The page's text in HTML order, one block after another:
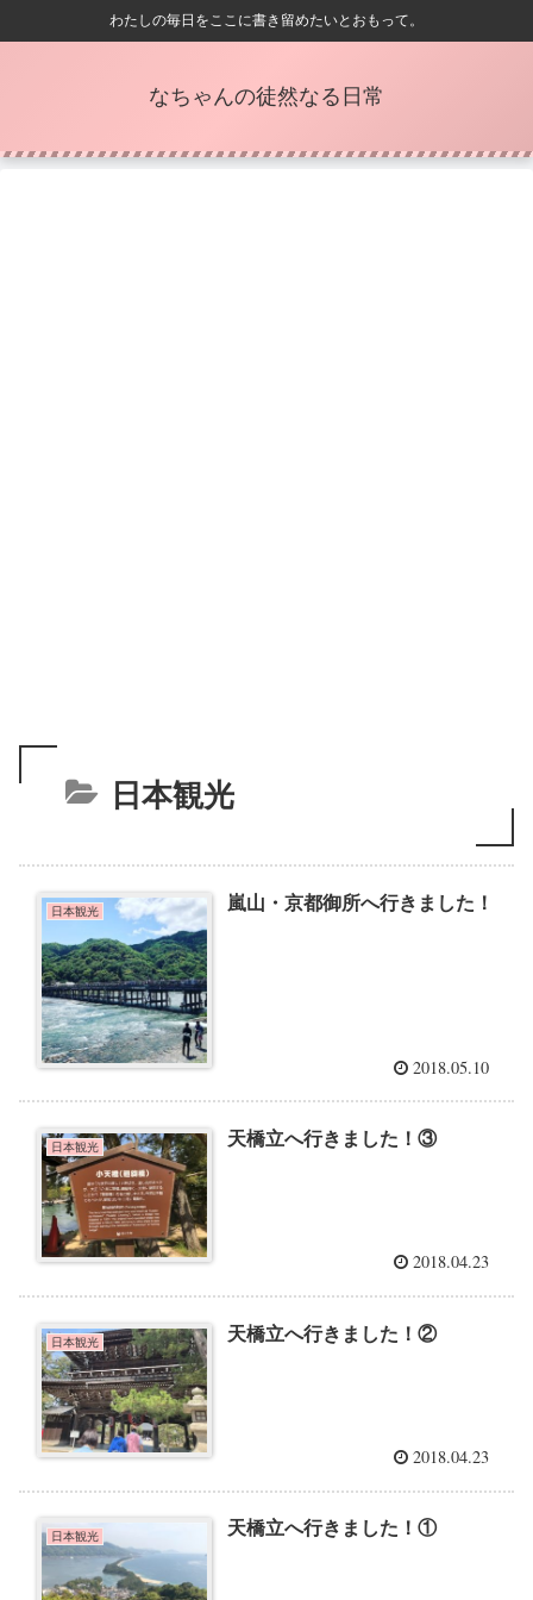
わたしの毎日をここに書き留めたいとおもって。
なちゃんの徒然なる日常
日本観光
日本観光 嵐山・京都御所へ行きました！
2018.05.10
日本観光 天橋立へ行きました！③
2018.04.23
日本観光 天橋立へ行きました！②
2018.04.23
日本観光 天橋立へ行きました！①